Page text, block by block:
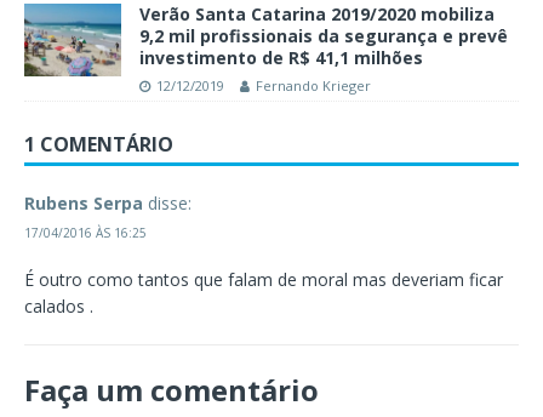
Verão Santa Catarina 2019/2020 mobiliza
9,2 mil profissionais da segurança e prevê
investimento de R$ 41,1 milhões
12/12/2019 Fernando Krieger
1 COMENTÁRIO
Rubens Serpa disse:
17/04/2016 ÀS 16:25
É outro como tantos que falam de moral mas deveriam ficar
calados .
Faça um comentário